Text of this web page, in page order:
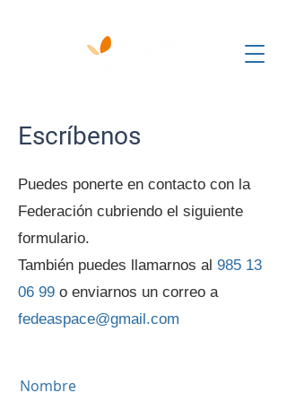
Escríbenos
Puedes ponerte en contacto con la
Federación cubriendo el siguiente
formulario.
También puedes llamarnos al 985 13
06 99 o enviarnos un correo a
fedeaspace@gmail.com
Nombre